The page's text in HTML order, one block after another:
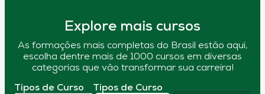
Explore mais cursos
As formações mais completas do Brasil estão aqui,
escolha dentre mais de 1000 cursos em diversas
categorias que vão transformar sua carreira!
Tipos de Curso Tipos de Curso